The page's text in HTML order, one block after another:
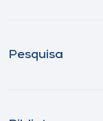
Pesquisa